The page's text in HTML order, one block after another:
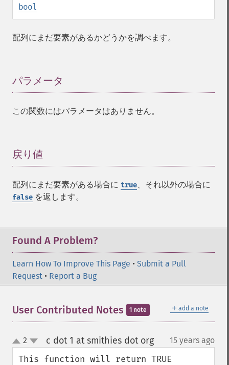
bool
配列にまだ要素があるかどうかを調べます。
パラメータ
この関数にはパラメータはありません。
戻り値
配列にまだ要素がある場合に true、それ以外の場合に
false を返します。
Found A Problem?
Learn How To Improve This Page • Submit a Pull
Request • Report a Bug
＋ add a note
User Contributed Notes 1 note
up
down
2 c dot 1 at smithies dot org¶ 15 years ago
This function will return TRUE